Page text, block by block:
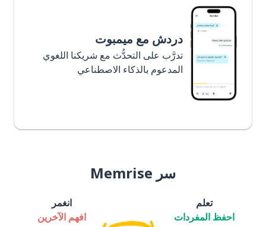
دردش مع ميمبوت
تدرَّب على التحدُّث مع شريكنا اللغوي
المدعوم بالذكاء الاصطناعي
سر Memrise
تعلم
احفظ المفردات
انغمر
افهم الآخرين